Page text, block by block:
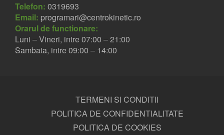
DR. GEORGE MUNTEAN
Telefon: 0319693
Email: programari@centrokinetic.ro
Orarul de functionare:
Luni – Vineri, intre 07:00 – 21:00
Sambata, intre 09:00 – 14:00
TERMENI SI CONDITII
POLITICA DE CONFIDENTIALITATE
POLITICA DE COOKIES